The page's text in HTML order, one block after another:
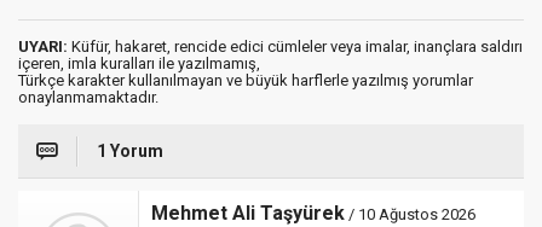
UYARI: Küfür, hakaret, rencide edici cümleler veya imalar, inançlara saldırı
içeren, imla kuralları ile yazılmamış,
Türkçe karakter kullanılmayan ve büyük harflerle yazılmış yorumlar
onaylanmamaktadır.
1 Yorum
Mehmet Ali Taşyürek / 10 Ağustos 2026